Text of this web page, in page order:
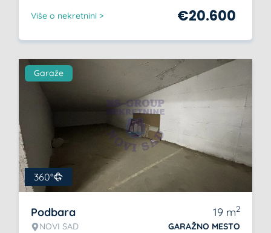
Više o nekretnini > €20.600
Garaže
360°
Podbara
NOVI SAD
19 m2
GARAŽNO MESTO